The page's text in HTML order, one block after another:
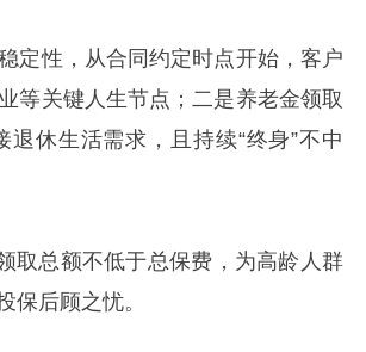
定性，从合同约定时点开始，客户
等关键人生节点；二是养老金领取
休生活需求，且持续“终身”不中
取总额不低于总保费，为高龄人群
保后顾之忧。